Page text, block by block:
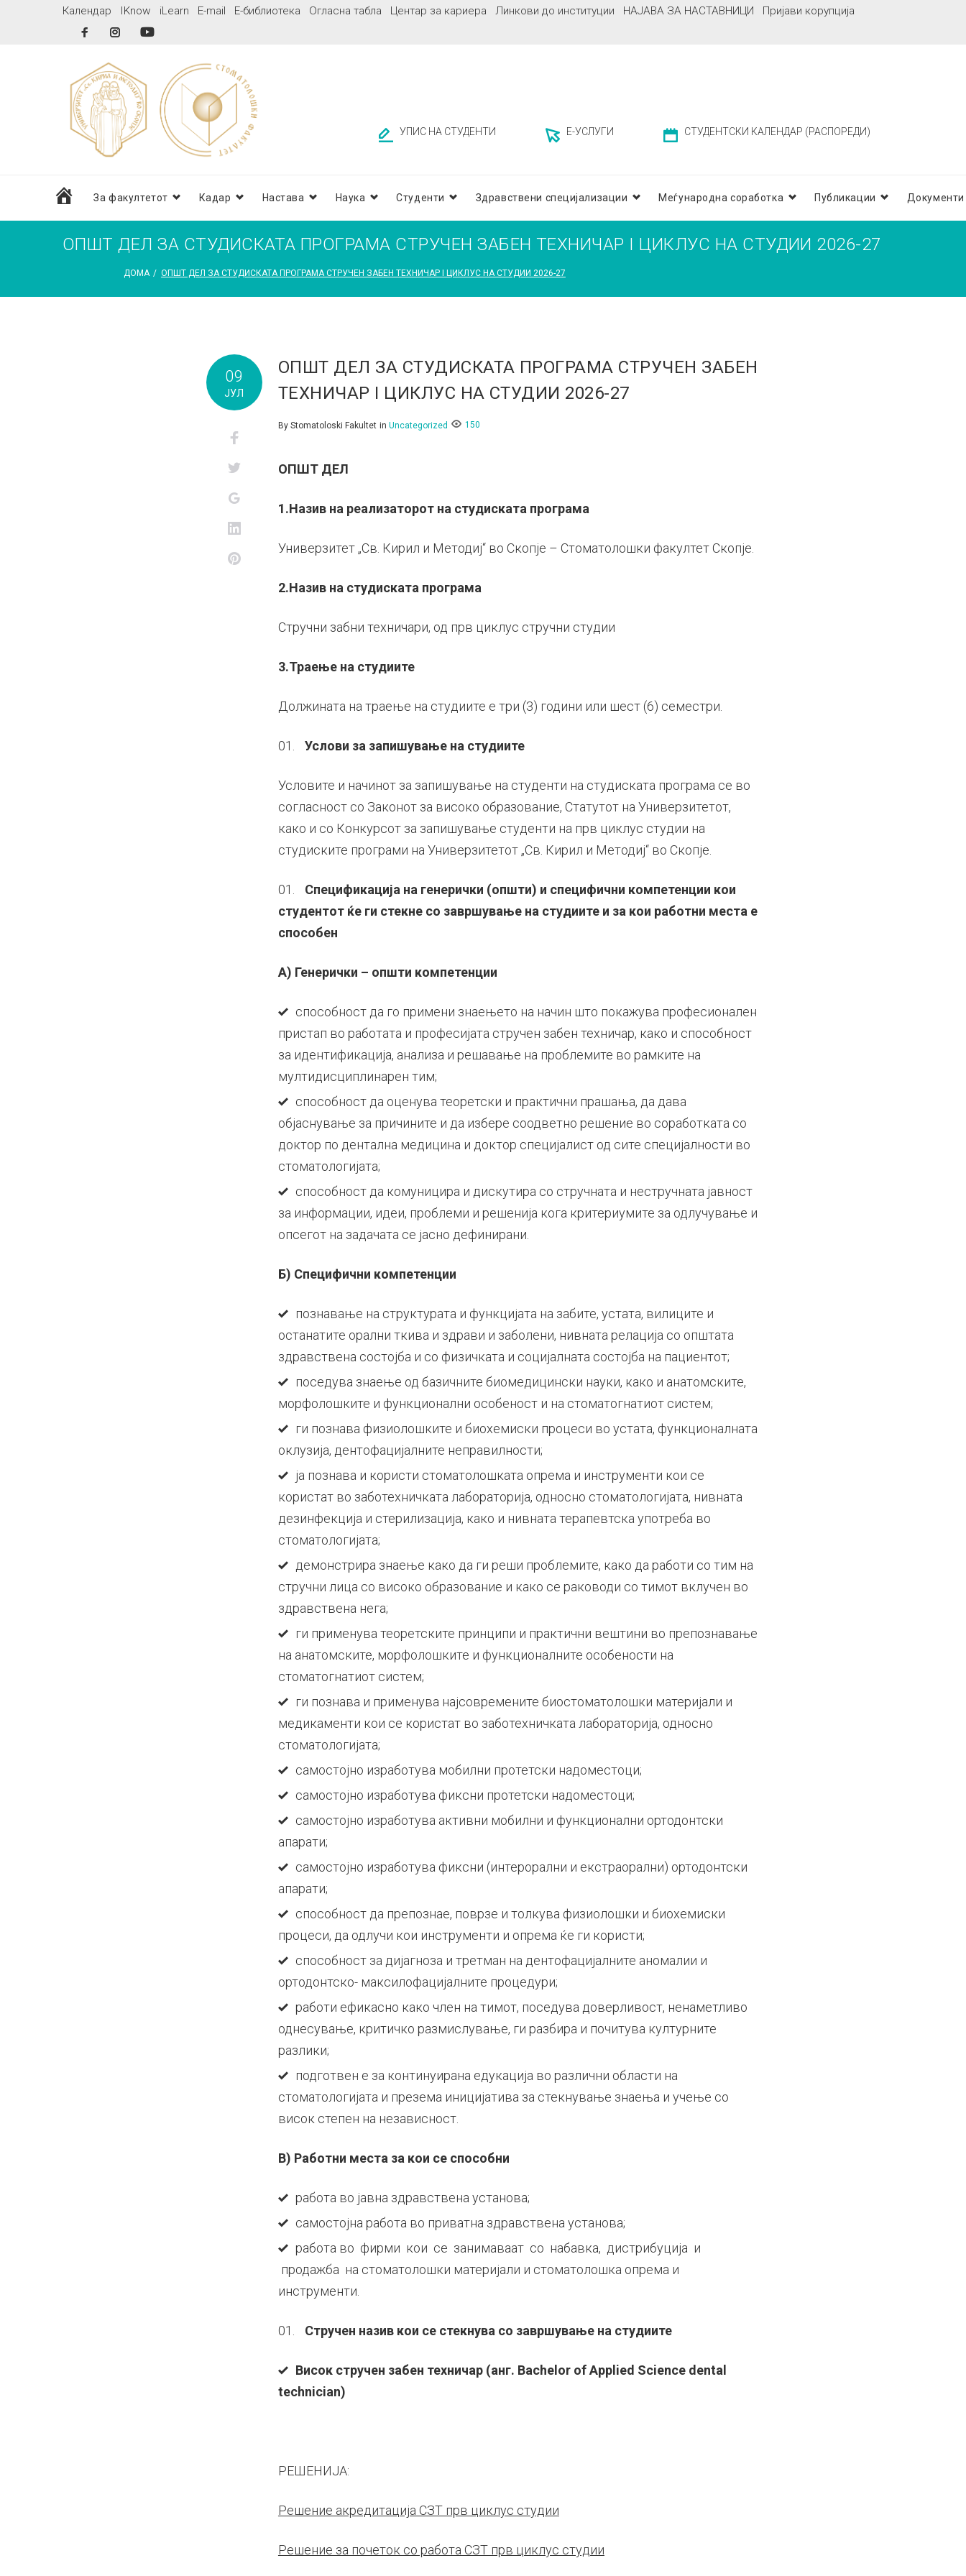
Календар IKnow iLearn E-mail Е-библиотека Огласна табла Центар за кариера Линкови до институции НАЈАВА ЗА НАСТАВНИЦИ Пријави корупција
FacebookInstagram
УПИС НА СТУДЕНТИ Е-УСЛУГИ СТУДЕНТСКИ КАЛЕНДАР (РАСПОРЕДИ)
домаЗа факултетот Кадар Настава Наука Студенти Здравствени специјализации Меѓународна соработка Публикации Документи
ОПШТ ДЕЛ ЗА СТУДИСКАТА ПРОГРАМА СТРУЧЕН ЗАБЕН ТЕХНИЧАР I ЦИКЛУС НА СТУДИИ 2026-27
ДОМА / ОПШТ ДЕЛ ЗА СТУДИСКАТА ПРОГРАМА СТРУЧЕН ЗАБЕН ТЕХНИЧАР I ЦИКЛУС НА СТУДИИ 2026-27
09
ЈУЛ
Twitter
Google+
Pinterest
ОПШТ ДЕЛ ЗА СТУДИСКАТА ПРОГРАМА СТРУЧЕН ЗАБЕН
ТЕХНИЧАР I ЦИКЛУС НА СТУДИИ 2026-27
By Stomatoloski Fakultet in Uncategorized 150
ОПШТ ДЕЛ
1.Назив на реализаторот на студиската програма
Универзитет „Св. Кирил и Методиј“ во Скопје – Стоматолошки факултет Скопје.
2.Назив на студиската програма
Стручни забни техничари, од прв циклус стручни студии
3.Траење на студиите
Должината на траење на студиите е три (3) години или шест (6) семестри.
Услови за запишување на студиите
Условите и начинот за запишување на студенти на студиската програма се во
согласност со Законот за високо образование, Статутот на Универзитетот,
како и со Конкурсот за запишување студенти на прв циклус студии на
студиските програми на Универзитетот „Св. Кирил и Методиј“ во Скопје.
Спецификација на генерички (општи) и специфични компетенции кои
студентот ќе ги стекне со завршување на студиите и за кои работни места е
способен
А) Генерички – општи компетенции
способност да го примени знаењето на начин што покажува професионален
пристап во работата и професијата стручен забен техничар, како и способност
за идентификација, анализа и решавање на проблемите во рамките на
мултидисциплинарен тим;
способност да оценува теоретски и практични прашања, да дава
објаснување за причините и да избере соодветно решение во соработката со
доктор по дентална медицина и доктор специјалист од сите специјалности во
стоматологијата;
способност да комуницира и дискутира со стручната и нестручната јавност
за информации, идеи, проблеми и решенија кога критериумите за одлучување и
опсегот на задачата се јасно дефинирани.
Б) Специфични компетенции
познавање на структурата и функцијата на забите, устата, вилиците и
останатите орални ткива и здрави и заболени, нивната релација со општата
здравствена состојба и со физичката и социјалната состојба на пациентот;
поседува знаење од базичните биомедицински науки, како и анатомските,
морфолошките и функционални особеност и на стоматогнатиот систем;
ги познава физиолошките и биохемиски процеси во устата, функционалната
оклузија, дентофацијалните неправилности;
ја познава и користи стоматолошката опрема и инструменти кои се
користат во заботехничката лабораторија, односно стоматологијата, нивната
дезинфекција и стерилизација, како и нивната терапевтска употреба во
стоматологијата;
демонстрира знаење како да ги реши проблемите, како да работи со тим на
стручни лица со високо образование и како се раководи со тимот вклучен во
здравствена нега;
ги применува теоретските принципи и практични вештини во препознавање
на анатомските, морфолошките и функционалните особености на
стоматогнатиот систем;
ги познава и применува најсовремените биостоматолошки материјали и
медикаменти кои се користат во заботехничката лабораторија, односно
стоматологијата;
самостојно изработува мобилни протетски надоместоци;
самостојно изработува фиксни протетски надоместоци;
самостојно изработува активни мобилни и функционални ортодонтски
апарати;
самостојно изработува фиксни (интерорални и екстраорални) ортодонтски
апарати;
способност да препознае, поврзе и толкува физиолошки и биохемиски
процеси, да одлучи кои инструменти и опрема ќе ги користи;
способност за дијагноза и третман на дентофацијалните аномалии и
ортодонтско- максилофацијалните процедури;
работи ефикасно како член на тимот, поседува доверливост, ненаметливо
однесување, критичко размислување, ги разбира и почитува културните
разлики;
подготвен е за континуирана едукација во различни области на
стоматологијата и презема иницијатива за стекнување знаења и учење со
висок степен на независност.
В) Работни места за кои се способни
работа во јавна здравствена установа;
самостојна работа во приватна здравствена установа;
работа во фирми кои се занимаваат со набавка, дистрибуција и
продажба на стоматолошки материјали и стоматолошка опрема и
инструменти.
Стручен назив кои се стекнува со завршување на студиите
Висок стручен забен техничар (анг. Bachelor of Applied Science dental
technician)
РЕШЕНИЈА:
Решение акредитација СЗТ прв циклус студии
Решение за почеток со работа СЗТ прв циклус студии